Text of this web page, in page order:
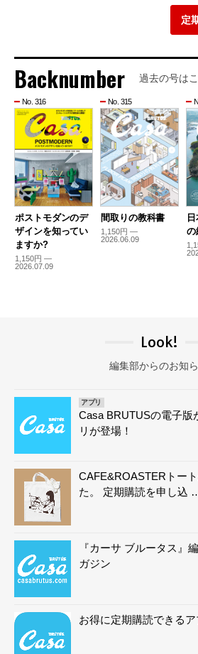
定
Backnumber 過去の号は
No. 316
ポストモダンのデ
ザインを知ってい
ますか?
1,150円 —
2026.07.09
No. 315
間取りの教科書
1,150円 —
2026.06.09
の
Look!
編集部からのお知
アプリ
Casa BRUTUSの電子版
リが登場！
CAFE&ROASTERトー
た。 定期購読を申し込
『カーサ ブルータス』
ガジン
お得に定期購読できるア